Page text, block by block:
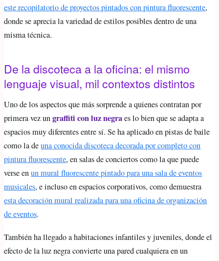
este recopilatorio de proyectos pintados con pintura fluorescente,
donde se aprecia la variedad de estilos posibles dentro de una
misma técnica.
De la discoteca a la oficina: el mismo
lenguaje visual, mil contextos distintos
Uno de los aspectos que más sorprende a quienes contratan por
primera vez ungraffiti con luz negraes lo bien que se adapta a
espacios muy diferentes entre sí. Se ha aplicado en pistas de baile
como la deuna conocida discoteca decorada por completo con
pintura fluorescente, en salas de conciertos como la que puede
verse enun mural fluorescente pintado para una sala de eventos
musicales, e incluso en espacios corporativos, como demuestra
esta decoración mural realizada para una oficina de organización
de eventos.
También ha llegado a habitaciones infantiles y juveniles, donde el
efecto de la luz negra convierte una pared cualquiera en un